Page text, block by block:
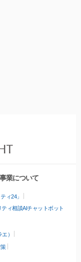
業について
ィ24」
ィ相談AIチャットボット
）